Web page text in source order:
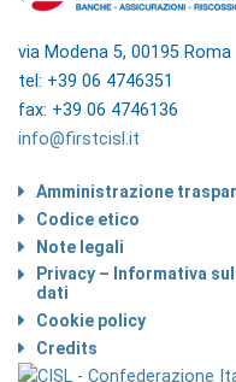
via Modena 5, 00195 Roma
tel: +39 06 4746351
fax: +39 06 4746136
info@firstcisl.it
Amministrazione
Codice etico
Note legali
Privacy – Informativa
dati
Cookie policy
Credits